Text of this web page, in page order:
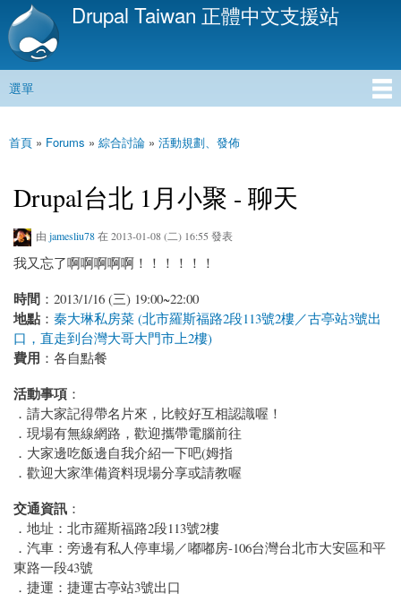
移
內
Drupal Taiwan 正體中文支援站
主選單
選單
您在這裡
首頁 » Forums » 綜合討論 » 活動規劃、發佈
Drupal台北 1月小聚 - 聊天
由 jamesliu78在 2013-01-08 (二) 16:55 發表
我又忘了啊啊啊啊啊！！！！！！
時間 ：2013/1/16 (三) 19:00~22:00
地點 ： 秦大琳私房菜 (北市羅斯福路2段113號2樓／古亭站3號出
口，直走到台灣大哥大門市上2樓)
費用 ：各自點餐
活動事項 ：
．請大家記得帶名片來，比較好互相認識喔！
．現場有無線網路，歡迎攜帶電腦前往
．大家邊吃飯邊自我介紹一下吧(姆指
．歡迎大家準備資料現場分享或請教喔
交通資訊 ：
．地址：北市羅斯福路2段113號2樓
．汽車：旁邊有私人停車場／嘟嘟房-106台灣台北市大安區和平
東路一段43號
．捷運：捷運古亭站3號出口